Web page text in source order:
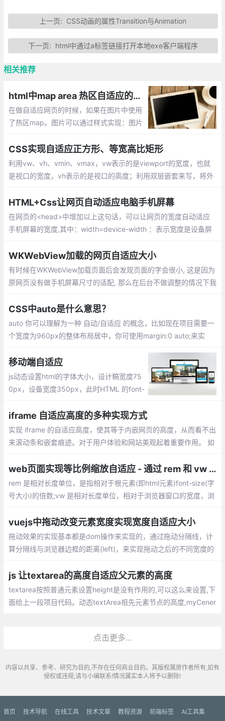
上一页: CSS动画的属性Transition与Animation
下一页: html中通过a标签链接打开本地exe客户端程序
相关推荐
html中map area 热区自适应的原生js实现方案
在做自适应网页的时候，如果在图片中使用
了热区map。图片可以通过样式实现：图片
随页面等比例的变化效果。根据分辨率自适
应热区坐标
CSS实现自适应正方形、等宽高比矩形
利用vw、vh、vmin、vmax，vw表示的是viewport的宽度，也就
是视口的宽度，vh表示的是视口的高度；利用双层嵌套来写，将外
HTML+Css让网页自动适应电脑手机屏幕
在网页的<head>中增加以上这句话，可以让网页的宽度自动适应
手机屏幕的宽度,其中：width=device-width ：表示宽度是设备屏
WKWebView加载的网页自适应大小
有时候在WKWebView加载页面后会发现页面的字会很小, 这是因为
原网页没有做手机屏幕尺寸的适配, 那么在后台不做调整的情况下我
CSS中auto是什么意思？
auto 你可以理解为一种 自动/自适应 的概念，比如现在项目需要一
个宽度为960px的整体布局居中，你可使用margin:0 auto;来实
移动端自适应
js动态设置html的字体大小，设计稿宽度75
0px，设备宽度350px，此时HTML 的font-
-size: 13.33vw，设置html的font-size并缩
放页面
iframe 自适应高度的多种实现方式
实现 iframe 的自适应高度，使其等于内嵌网页的高度，从而看不出
来滚动条和嵌套痕迹。对于用户体验和网站美观起着重要作用。 如
度，同样可以实现上面的需求。
web页面实现等比例缩放自适应 - 通过 rem 和 vw 实现
rem 是相对长度单位，是指相对于根元素(即html元素)font-size(字
号大小)的倍数;vw 是相对长度单位，相对于浏览器窗口的宽度，浏
面等比例缩放自适应
vuejs中拖动改变元素宽度实现宽度自适应大小
拖动效果的实现基本都是dom操作来实现的，通过拖动分隔线，计
算分隔线与浏览器边框的距离(left)，来实现拖动之后的不同宽度的
js 让textarea的高度自适应父元素的高度
textarea按照普通元素设置height是没有作用的,可以这么来设置,下
面给上一段项目代码。动态textArea祖先元素节点的高度,myCener
点击更多...
内容以共享、参考、研究为目的,不存在任何商业目的。其版权属原作者所有,如有
侵权或违规,请与小编联系!情况属实本人将予以删除!
首页 技术导航 在线工具 技术文章 教程资源 前端标签
AI工具集